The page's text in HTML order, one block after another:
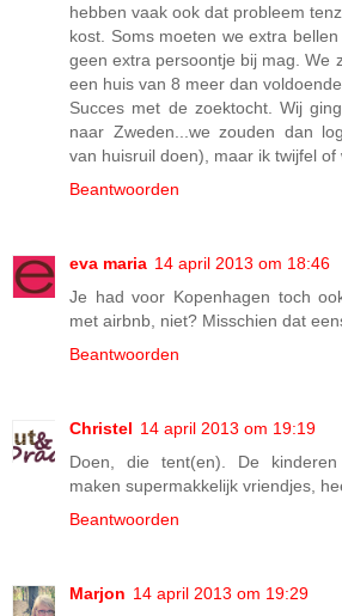
hebben vaak ook dat probleem
kost. Soms moeten we extra
geen extra persoontje bij mag. We
een huis van 8 meer dan
Succes met de zoektocht. Wij
naar Zweden...we zouden dan
van huisruil doen), maar ik twijfel
Beantwoorden
eva maria 14 april 2013 om 18:46
Je had voor Kopenhagen toch
met airbnb, niet? Misschien dat
Beantwoorden
Christel 14 april 2013 om 19:19
Doen, die tent(en). De
maken supermakkelijk vriendjes,
Beantwoorden
Marjon 14 april 2013 om 19:29